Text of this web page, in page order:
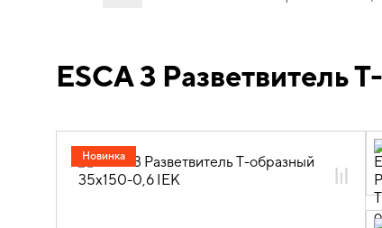
05. Системы для прокладки кабеля
05.04.04.03 Аксессуары для лотков
листовых ESCA
ESCA 3 Разветвитель
Новинка